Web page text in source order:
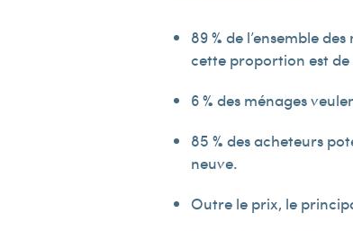
89 % de l’ensemble
cette proportion est de
6 % des ménages
85 % des acheteurs
neuve.
Outre le prix, le